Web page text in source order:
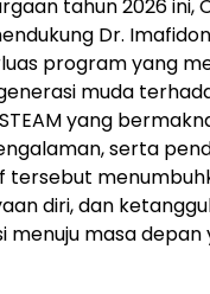
tahun 2026 ini,
Dr.
program yang
muda
yang
serta
tersebut
diri, dan
menuju masa depan